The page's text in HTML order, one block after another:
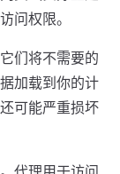
问权限。
们将不需要的
加载到你的计
可能严重损坏